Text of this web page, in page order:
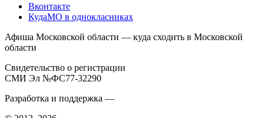
Вконтакте
КудаМО в однокласниках
Афиша Московской области — куда сходить в Московской
области
Свидетельство о регистрации
СМИ Эл №ФС77-32290
Разработка и поддержка —